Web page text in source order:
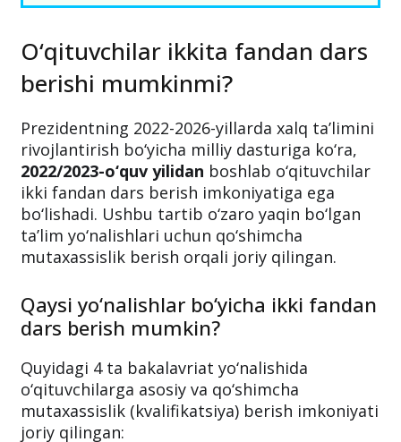
O‘qituvchilar ikkita fandan dars
berishi mumkinmi?
Prezidentning 2022-2026-yillarda xalq taʼlimini
rivojlantirish bo‘yicha milliy dasturiga ko‘ra,
2022/2023-o‘quv yilidan boshlab o‘qituvchilar
ikki fandan dars berish imkoniyatiga ega
bo‘lishadi. Ushbu tartib o‘zaro yaqin bo‘lgan
ta’lim yo‘nalishlari uchun qo‘shimcha
mutaxassislik berish orqali joriy qilingan.
Qaysi yo‘nalishlar bo‘yicha ikki fandan
dars berish mumkin?
Quyidagi 4 ta bakalavriat yo‘nalishida
o‘qituvchilarga asosiy va qo‘shimcha
mutaxassislik (kvalifikatsiya) berish imkoniyati
joriy qilingan: